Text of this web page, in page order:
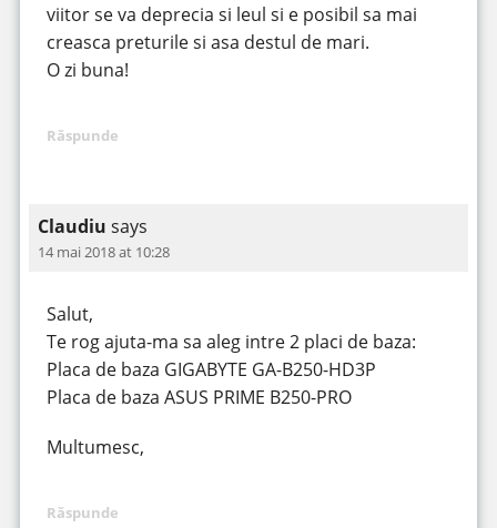
viitor se va deprecia si leul si e posibil sa mai
creasca preturile si asa destul de mari.
O zi buna!
Răspunde
Claudiu says
14 mai 2018 at 10:28
Salut,
Te rog ajuta-ma sa aleg intre 2 placi de baza:
Placa de baza GIGABYTE GA-B250-HD3P
Placa de baza ASUS PRIME B250-PRO
Multumesc,
Răspunde